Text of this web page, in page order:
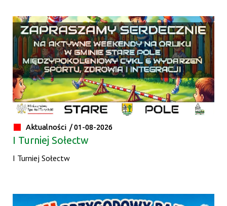
Aktualności /01-08-2026
I Turniej Sołectw
I Turniej Sołectw